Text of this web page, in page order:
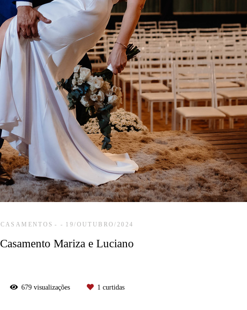
CASAMENTOS 19/OUTUBRO/2024
Casamento Mariza e Luciano
679visualizações 1 curtidas